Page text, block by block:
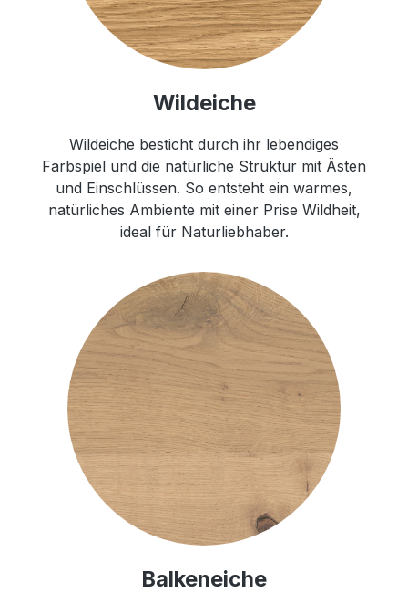
Wildeiche
Wildeiche besticht durch ihr lebendiges
Farbspiel und die natürliche Struktur mit Ästen
und Einschlüssen. So entsteht ein warmes,
natürliches Ambiente mit einer Prise Wildheit,
ideal für Naturliebhaber.
Balkeneiche